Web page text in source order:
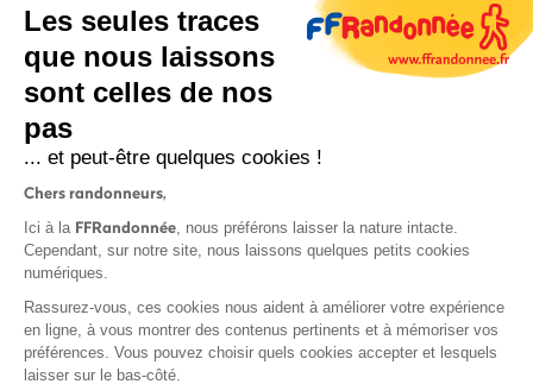
Protection des données
Politique de confidentialité
Les seules traces
que nous laissons
sont celles de nos
pas
... et peut-être quelques cookies !
Chers randonneurs,
Ici à la FFRandonnée, nous préférons laisser la nature intacte.
Cependant, sur notre site, nous laissons quelques petits cookies
numériques.
Rassurez-vous, ces cookies nous aident à améliorer votre expérience
en ligne, à vous montrer des contenus pertinents et à mémoriser vos
préférences. Vous pouvez choisir quels cookies accepter et lesquels
laisser sur le bas-côté.